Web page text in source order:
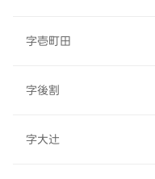
字壱町田
字後割
字大辻